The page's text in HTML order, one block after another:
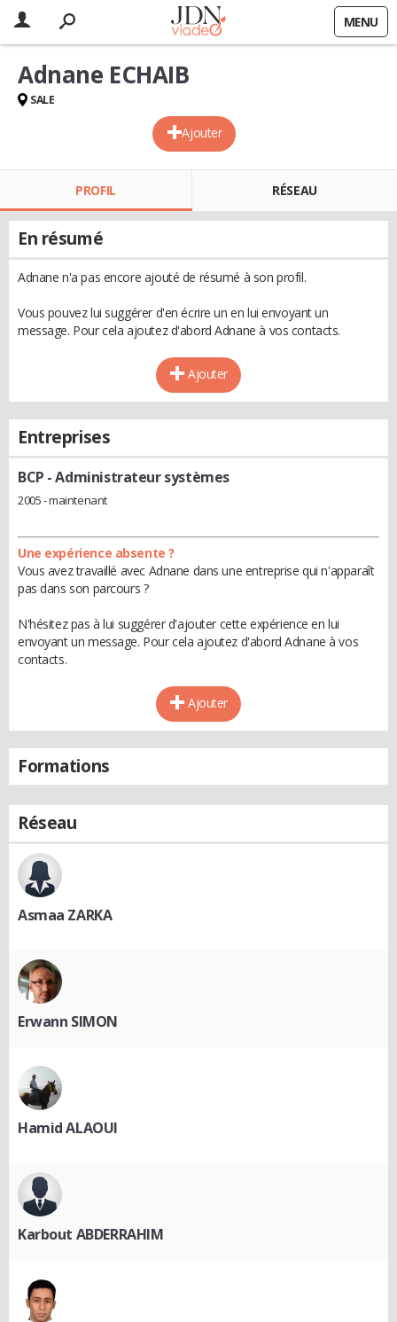
MENU
Ajouter
Adnane ECHAIB
SALE
PROFIL RÉSEAU
En résumé
Adnane n'a pas encore ajouté de résumé à son profil.
Vous pouvez lui suggérer d'en écrire un en lui envoyant un
message. Pour cela ajoutez d'abord Adnane à vos contacts.
Ajouter
Entreprises
BCP - Administrateur systèmes
2005 - maintenant
Une expérience absente ?
Vous avez travaillé avec Adnane dans une entreprise qui n'apparaît
pas dans son parcours ?
N'hésitez pas à lui suggérer d'ajouter cette expérience en lui
envoyant un message. Pour cela ajoutez d'abord Adnane à vos
contacts.
Ajouter
Formations
Réseau
Asmaa ZARKA
Erwann SIMON
Hamid ALAOUI
Karbout ABDERRAHIM